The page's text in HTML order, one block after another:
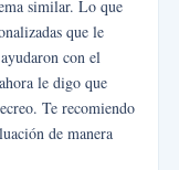
similar. Lo que
que le
con el
le digo que
Te recomiendo
de manera